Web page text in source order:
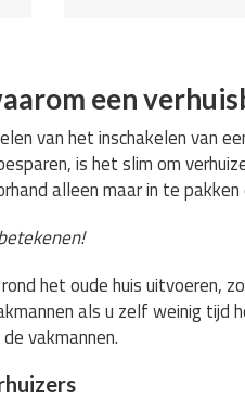
een
van het inschakelen van
is het slim om
alleen maar in te
het oude huis uitvoeren,
als u zelf weinig
vakmannen.